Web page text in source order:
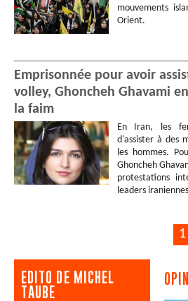
mouvements
Orient.
Emprisonnée pour avoir
volley, Ghoncheh Ghavami
la faim
En Iran, les
d'assister à des
les hommes.
Ghoncheh
protestations
leaders
1
EDITO DE MICHEL
TAUBE